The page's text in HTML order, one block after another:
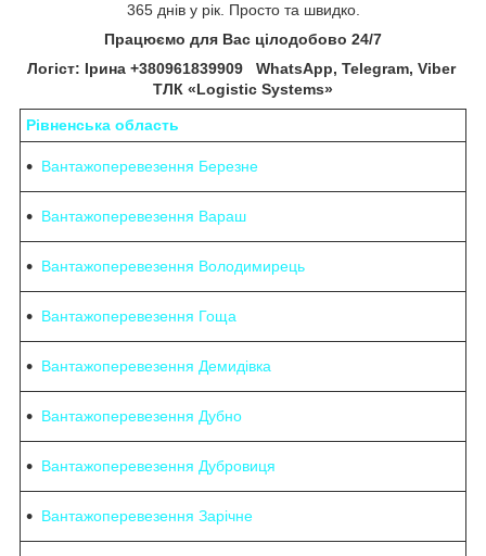
365 днів у рік. Просто та швидко.
Працюємо для Вас цілодобово 24/7
Логіст: Ірина +380961839909 WhatsApp, Telegram, Viber
ТЛК «Logistic Systems»
Рівненська область
Вантажоперевезення Березне
Вантажоперевезення Вараш
Вантажоперевезення Володимирець
Вантажоперевезення Гоща
Вантажоперевезення Демидівка
Вантажоперевезення Дубно
Вантажоперевезення Дубровиця
Вантажоперевезення Зарічне